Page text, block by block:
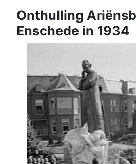
Onthulling
Enschede in 1934